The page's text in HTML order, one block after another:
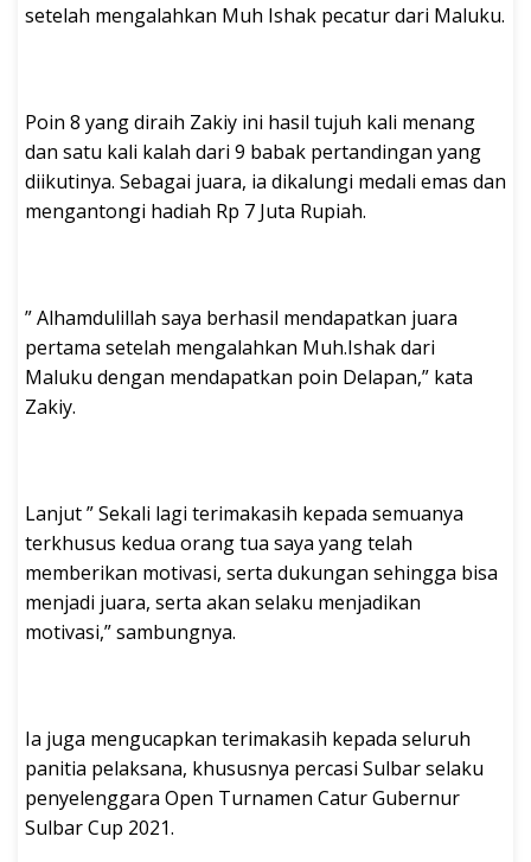
setelah mengalahkan Muh Ishak pecatur dari Maluku.
Poin 8 yang diraih Zakiy ini hasil tujuh kali menang
dan satu kali kalah dari 9 babak pertandingan yang
diikutinya. Sebagai juara, ia dikalungi medali emas dan
mengantongi hadiah Rp 7 Juta Rupiah.
” Alhamdulillah saya berhasil mendapatkan juara
pertama setelah mengalahkan Muh.Ishak dari
Maluku dengan mendapatkan poin Delapan,” kata
Zakiy.
Lanjut ” Sekali lagi terimakasih kepada semuanya
terkhusus kedua orang tua saya yang telah
memberikan motivasi, serta dukungan sehingga bisa
menjadi juara, serta akan selaku menjadikan
motivasi,” sambungnya.
Ia juga mengucapkan terimakasih kepada seluruh
panitia pelaksana, khususnya percasi Sulbar selaku
penyelenggara Open Turnamen Catur Gubernur
Sulbar Cup 2021.